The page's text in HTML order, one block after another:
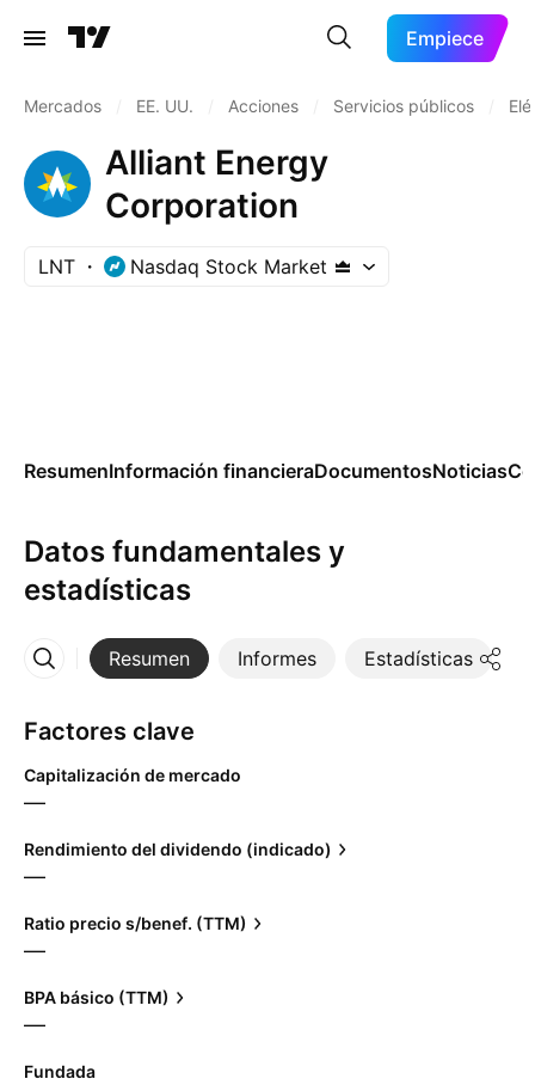
Empiece
Mercados EE. UU. Acciones Servicios públicos
Alliant Energy
Corporation
LNT Nasdaq Stock Market
ResumenInformación financieraDocumentosNoticias
Datos fundamentales y
estadísticas
Resumen Informes Estadísticas
Más
Factores clave
Capitalización de mercado
—
Rendimiento del dividendo (indicado)
—
Ratio precio s/benef. (TTM)
—
BPA básico (TTM)
—
Fundada